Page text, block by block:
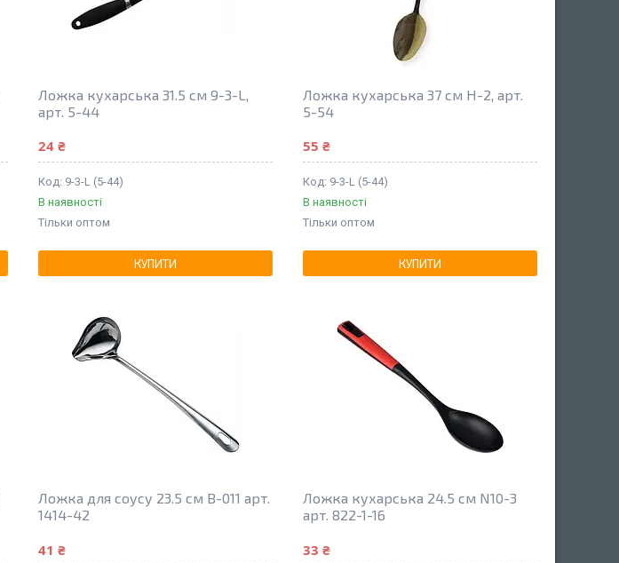
Ложка кухарська 31.5 см 9-3-L,
арт. 5-44
24 ₴
9-3-L (5-44)
В наявності
Тільки оптом
КУПИТИ
Ложка кухарська 37 см H-2, арт.
5-54
55 ₴
9-3-L (5-44)
В наявності
Тільки оптом
КУПИТИ
Ложка для соусу 23.5 см B-011 арт.
1414-42
41 ₴
Ложка кухарська 24.5 см N10-3
арт. 822-1-16
33 ₴